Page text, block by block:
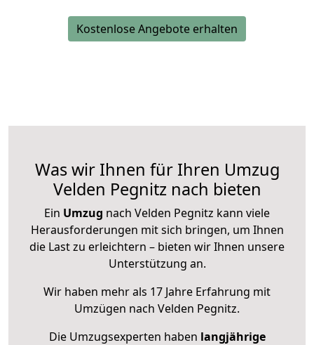
Kostenlose Angebote erhalten
Was wir Ihnen für Ihren Umzug
Velden Pegnitz nach bieten
Ein Umzug nach Velden Pegnitz kann viele
Herausforderungen mit sich bringen, um Ihnen
die Last zu erleichtern – bieten wir Ihnen unsere
Unterstützung an.
Wir haben mehr als 17 Jahre Erfahrung mit
Umzügen nach Velden Pegnitz.
Die Umzugsexperten haben langjährige